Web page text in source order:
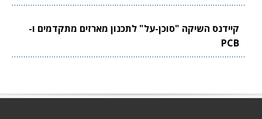
קיידנס השיקה "סוכן-על" לתכנון מארזים מתקדמים ו-
PCB